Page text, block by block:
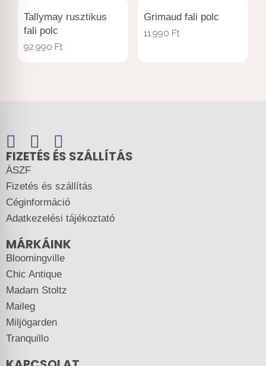
Tallymay rusztikus
fali polc
92.990 Ft
Grimaud fali polc
11.990 Ft
FIZETÉS ÉS SZÁLLÍTÁS
ÁSZF
Fizetés és szállítás
Céginformáció
Adatkezelési tájékoztató
MÁRKÁINK
Bloomingville
Chic Antique
Madam Stoltz
Maileg
Miljögarden
Tranquillo